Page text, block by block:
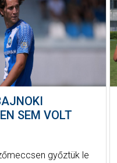
SEM VOLT
győztük le